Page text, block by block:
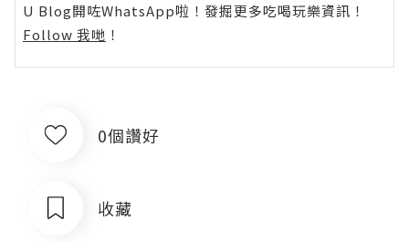
U Blog開咗WhatsApp啦！發掘更多吃喝玩樂資訊！
Follow 我哋 ！
0個讚好
收藏